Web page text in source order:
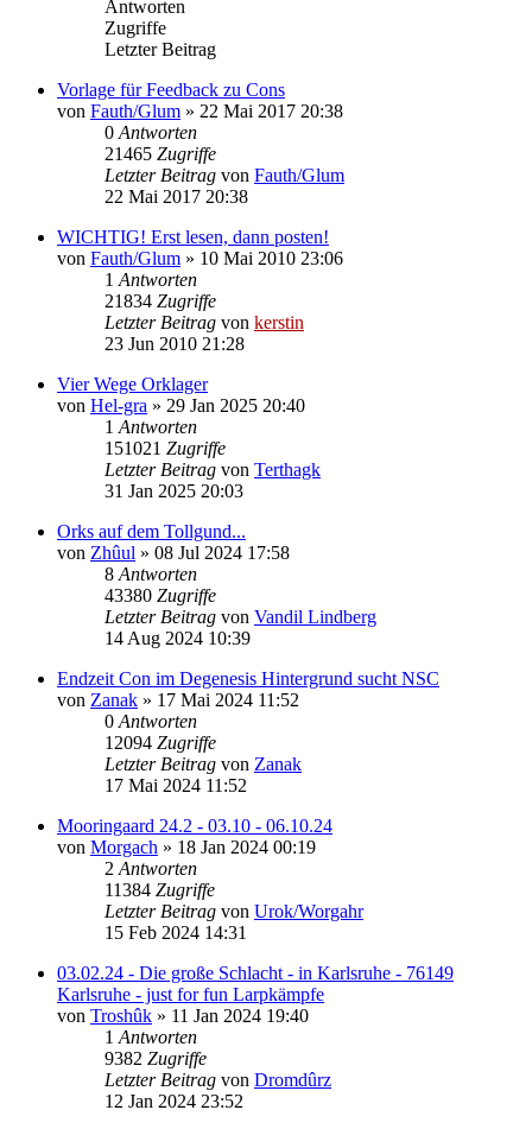
Antworten
Zugriffe
Letzter Beitrag
Vorlage für Feedback zu Cons
von Fauth/Glum » 22 Mai 2017 20:38
0 Antworten
21465 Zugriffe
Letzter Beitrag von Fauth/Glum
22 Mai 2017 20:38
WICHTIG! Erst lesen, dann posten!
von Fauth/Glum » 10 Mai 2010 23:06
1 Antworten
21834 Zugriffe
Letzter Beitrag von kerstin
23 Jun 2010 21:28
Vier Wege Orklager
von Hel-gra » 29 Jan 2025 20:40
1 Antworten
151021 Zugriffe
Letzter Beitrag von Terthagk
31 Jan 2025 20:03
Orks auf dem Tollgund...
von Zhûul » 08 Jul 2024 17:58
8 Antworten
43380 Zugriffe
Letzter Beitrag von Vandil Lindberg
14 Aug 2024 10:39
Endzeit Con im Degenesis Hintergrund sucht NSC
von Zanak » 17 Mai 2024 11:52
0 Antworten
12094 Zugriffe
Letzter Beitrag von Zanak
17 Mai 2024 11:52
Mooringaard 24.2 - 03.10 - 06.10.24
von Morgach » 18 Jan 2024 00:19
2 Antworten
11384 Zugriffe
Letzter Beitrag von Urok/Worgahr
15 Feb 2024 14:31
03.02.24 - Die große Schlacht - in Karlsruhe - 76149
Karlsruhe - just for fun Larpkämpfe
von Troshûk » 11 Jan 2024 19:40
1 Antworten
9382 Zugriffe
Letzter Beitrag von Dromdûrz
12 Jan 2024 23:52